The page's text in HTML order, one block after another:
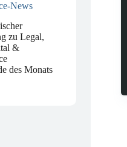
News
zu Legal,
&
des Monats